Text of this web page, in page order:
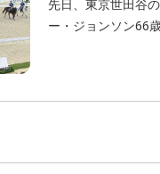
先日、東京世田谷
ー・ジョンソン66